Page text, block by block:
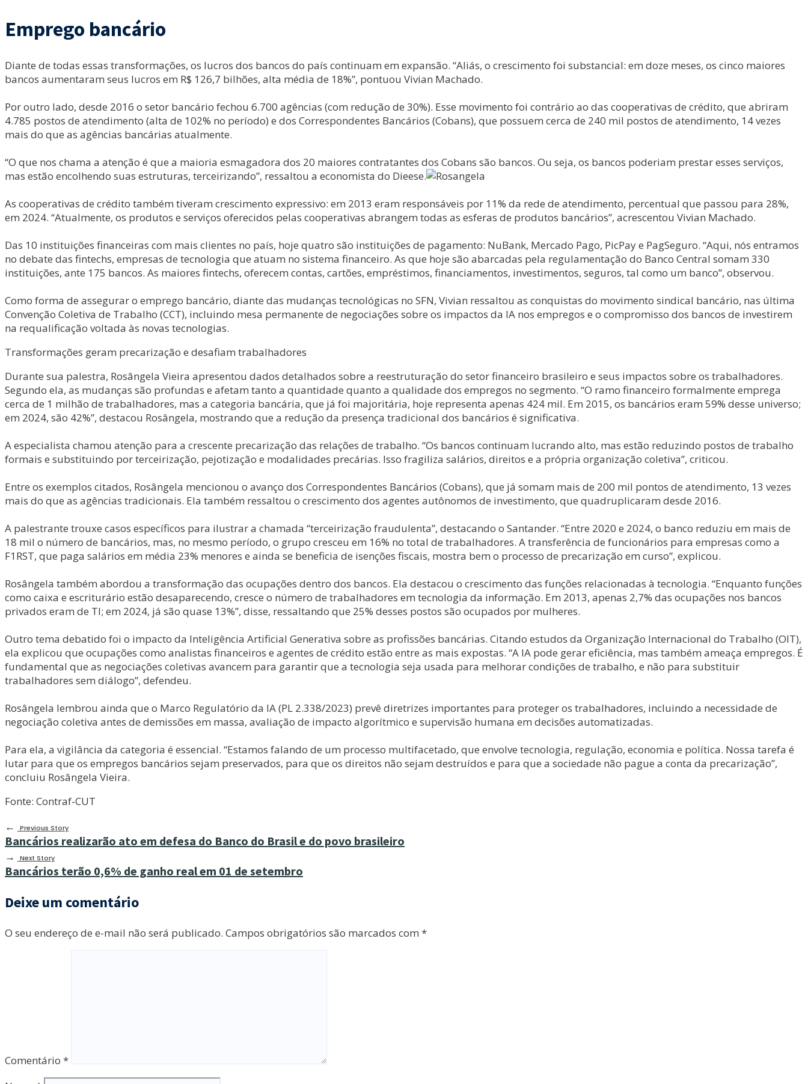
Emprego bancário
Diante de todas essas transformações, os lucros dos bancos do país continuam em expansão. “Aliás, o crescimento foi substancial: em doze meses, os cinco maiores
bancos aumentaram seus lucros em R$ 126,7 bilhões, alta média de 18%”, pontuou Vivian Machado.
Por outro lado, desde 2016 o setor bancário fechou 6.700 agências (com redução de 30%). Esse movimento foi contrário ao das cooperativas de crédito, que abriram
4.785 postos de atendimento (alta de 102% no período) e dos Correspondentes Bancários (Cobans), que possuem cerca de 240 mil postos de atendimento, 14 vezes
mais do que as agências bancárias atualmente.
“O que nos chama a atenção é que a maioria esmagadora dos 20 maiores contratantes dos Cobans são bancos. Ou seja, os bancos poderiam prestar esses serviços,
mas estão encolhendo suas estruturas, terceirizando”, ressaltou a economista do Dieese.
As cooperativas de crédito também tiveram crescimento expressivo: em 2013 eram responsáveis por 11% da rede de atendimento, percentual que passou para 28%,
em 2024. “Atualmente, os produtos e serviços oferecidos pelas cooperativas abrangem todas as esferas de produtos bancários”, acrescentou Vivian Machado.
Das 10 instituições financeiras com mais clientes no país, hoje quatro são instituições de pagamento: NuBank, Mercado Pago, PicPay e PagSeguro. “Aqui, nós entramos
no debate das fintechs, empresas de tecnologia que atuam no sistema financeiro. As que hoje são abarcadas pela regulamentação do Banco Central somam 330
instituições, ante 175 bancos. As maiores fintechs, oferecem contas, cartões, empréstimos, financiamentos, investimentos, seguros, tal como um banco”, observou.
Como forma de assegurar o emprego bancário, diante das mudanças tecnológicas no SFN, Vivian ressaltou as conquistas do movimento sindical bancário, nas última
Convenção Coletiva de Trabalho (CCT), incluindo mesa permanente de negociações sobre os impactos da IA nos empregos e o compromisso dos bancos de investirem
na requalificação voltada às novas tecnologias.
Transformações geram precarização e desafiam trabalhadores
Durante sua palestra, Rosângela Vieira apresentou dados detalhados sobre a reestruturação do setor financeiro brasileiro e seus impactos sobre os trabalhadores.
Segundo ela, as mudanças são profundas e afetam tanto a quantidade quanto a qualidade dos empregos no segmento. “O ramo financeiro formalmente emprega
cerca de 1 milhão de trabalhadores, mas a categoria bancária, que já foi majoritária, hoje representa apenas 424 mil. Em 2015, os bancários eram 59% desse universo;
em 2024, são 42%”, destacou Rosângela, mostrando que a redução da presença tradicional dos bancários é significativa.
A especialista chamou atenção para a crescente precarização das relações de trabalho. “Os bancos continuam lucrando alto, mas estão reduzindo postos de trabalho
formais e substituindo por terceirização, pejotização e modalidades precárias. Isso fragiliza salários, direitos e a própria organização coletiva”, criticou.
Entre os exemplos citados, Rosângela mencionou o avanço dos Correspondentes Bancários (Cobans), que já somam mais de 200 mil pontos de atendimento, 13 vezes
mais do que as agências tradicionais. Ela também ressaltou o crescimento dos agentes autônomos de investimento, que quadruplicaram desde 2016.
A palestrante trouxe casos específicos para ilustrar a chamada “terceirização fraudulenta”, destacando o Santander. “Entre 2020 e 2024, o banco reduziu em mais de
18 mil o número de bancários, mas, no mesmo período, o grupo cresceu em 16% no total de trabalhadores. A transferência de funcionários para empresas como a
F1RST, que paga salários em média 23% menores e ainda se beneficia de isenções fiscais, mostra bem o processo de precarização em curso”, explicou.
Rosângela também abordou a transformação das ocupações dentro dos bancos. Ela destacou o crescimento das funções relacionadas à tecnologia. “Enquanto funções
como caixa e escriturário estão desaparecendo, cresce o número de trabalhadores em tecnologia da informação. Em 2013, apenas 2,7% das ocupações nos bancos
privados eram de TI; em 2024, já são quase 13%”, disse, ressaltando que 25% desses postos são ocupados por mulheres.
Outro tema debatido foi o impacto da Inteligência Artificial Generativa sobre as profissões bancárias. Citando estudos da Organização Internacional do Trabalho (OIT),
ela explicou que ocupações como analistas financeiros e agentes de crédito estão entre as mais expostas. “A IA pode gerar eficiência, mas também ameaça empregos. É
fundamental que as negociações coletivas avancem para garantir que a tecnologia seja usada para melhorar condições de trabalho, e não para substituir
trabalhadores sem diálogo”, defendeu.
Rosângela lembrou ainda que o Marco Regulatório da IA (PL 2.338/2023) prevê diretrizes importantes para proteger os trabalhadores, incluindo a necessidade de
negociação coletiva antes de demissões em massa, avaliação de impacto algorítmico e supervisão humana em decisões automatizadas.
Para ela, a vigilância da categoria é essencial. “Estamos falando de um processo multifacetado, que envolve tecnologia, regulação, economia e política. Nossa tarefa é
lutar para que os empregos bancários sejam preservados, para que os direitos não sejam destruídos e para que a sociedade não pague a conta da precarização”,
concluiu Rosângela Vieira.
Fonte: Contraf-CUT
←
Previous Story
Bancários realizarão ato em defesa do Banco do Brasil e do povo brasileiro
→ Next Story
Bancários terão 0,6% de ganho real em 01 de setembro
Deixe um comentário
O seu endereço de e-mail não será publicado. Campos obrigatórios são marcados com *
Comentário *